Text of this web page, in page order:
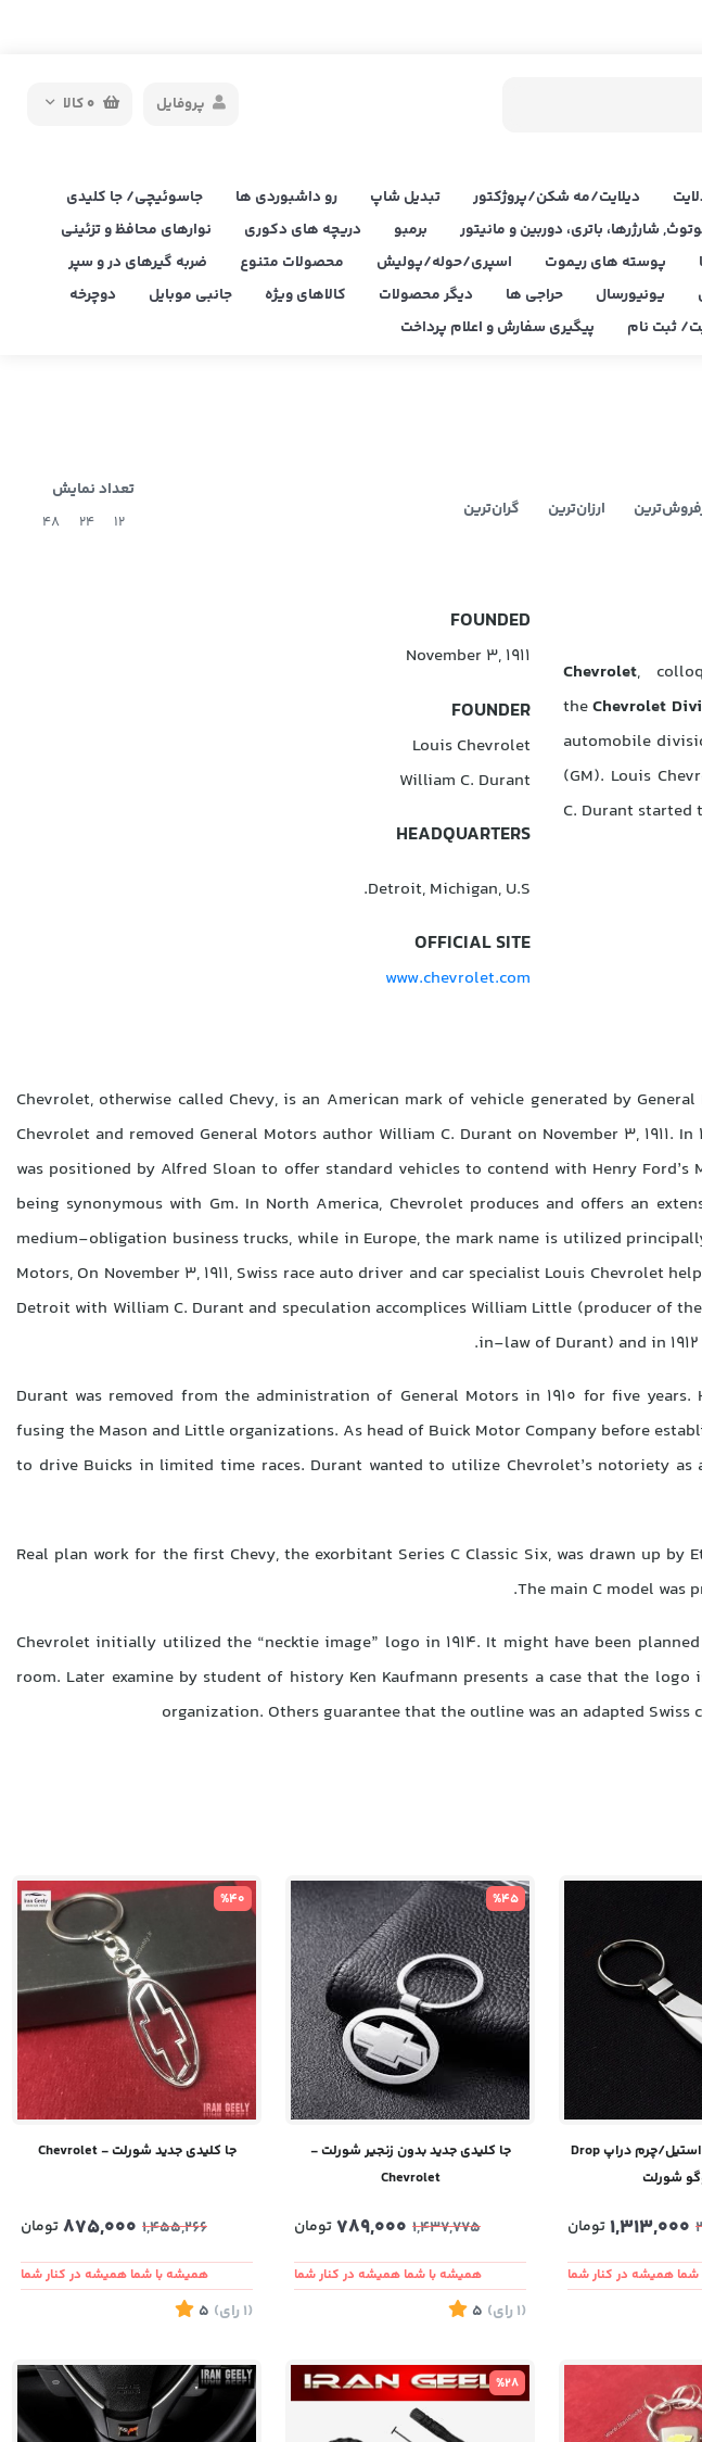
0کالا پروفایل
دیلایت/مه شکن/پروژکتور تبدیل شاپ رو داشبوردی ها
جاسوئیچی/ جا کلیدی
شارژرها، باتری، دوربین و مانیتور برمبو دریچه های دکوری
نوارهای محافظ و تزئینی
پوسته های ریموت اسپری/حوله/پولیش محصولات متنوع
ضربه گیرهای در و سپر
یونیورسال حراجی ها دیگر محصولات کالاهای ویژه جانبی موبایل
دوچرخه
ثبت نام پیگیری سفارش و اعلام پرداخت
ارزان‌ترین گران‌ترین
تعداد نمایش
12
24
48
Chevrolet,
theChevrolet
automobile
(GM). Louis
C. Durant started
FOUNDED
November 3, 1911
FOUNDER
Louis Chevrolet
William C. Durant
HEADQUARTERS
Detroit, Michigan, U.S.
OFFICIAL SITE
www.chevrolet.com
Chevrolet, otherwise called Chevy, is an American mark of vehicle generated by
Chevrolet and removed General Motors author William C. Durant on November 3, 1911.
was positioned by Alfred Sloan to offer standard vehicles to contend with Henry Ford’s
being synonymous with Gm. In North America, Chevrolet produces and offers an
medium-obligation business trucks, while in Europe, the mark name is utilized
Motors, On November 3, 1911, Swiss race auto driver and car specialist Louis Chevrolet
Detroit with William C. Durant and speculation accomplices William Little (producer of
in-law of Durant) and in
Durant was removed from the administration of General Motors in 1910 for five years.
fusing the Mason and Little organizations. As head of Buick Motor Company before
to drive Buicks in limited time races. Durant wanted to utilize Chevrolet’s notoriety
Real plan work for the first Chevy, the exorbitant Series C Classic Six, was drawn up by
The main C model was
Chevrolet initially utilized the “necktie image” logo in 1914. It might have been
room. Later examine by student of history Ken Kaufmann presents a case that the
organization. Others guarantee that the outline was an adapted
جاسوئیچی جدید استیل/چرم دراپ Drop
شورلت
1,313,000تومان
همیشه در کنار شما
%45
جا کلیدی جدید بدون زنجیر شورلت -
Chevrolet
1,437,775
789,000تومان
همیشه با شما همیشه در کنار شما
(1 رای)
5
%40
جا کلیدی جدید شورلت - Chevrolet
1,455,266
875,000تومان
همیشه با شما همیشه در کنار شما
(1 رای)
5
%28